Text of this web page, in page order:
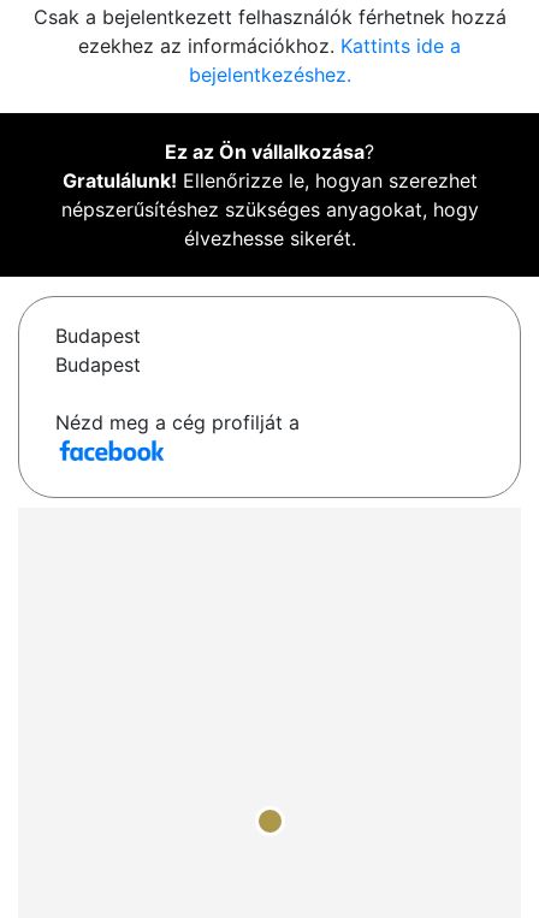
Csak a bejelentkezett felhasználók férhetnek hozzá
ezekhez az információkhoz. Kattints ide a
bejelentkezéshez.
Ez az Ön vállalkozása?
Gratulálunk! Ellenőrizze le, hogyan szerezhet
népszerűsítéshez szükséges anyagokat, hogy
élvezhesse sikerét.
Budapest
Budapest
Nézd meg a cég profilját a